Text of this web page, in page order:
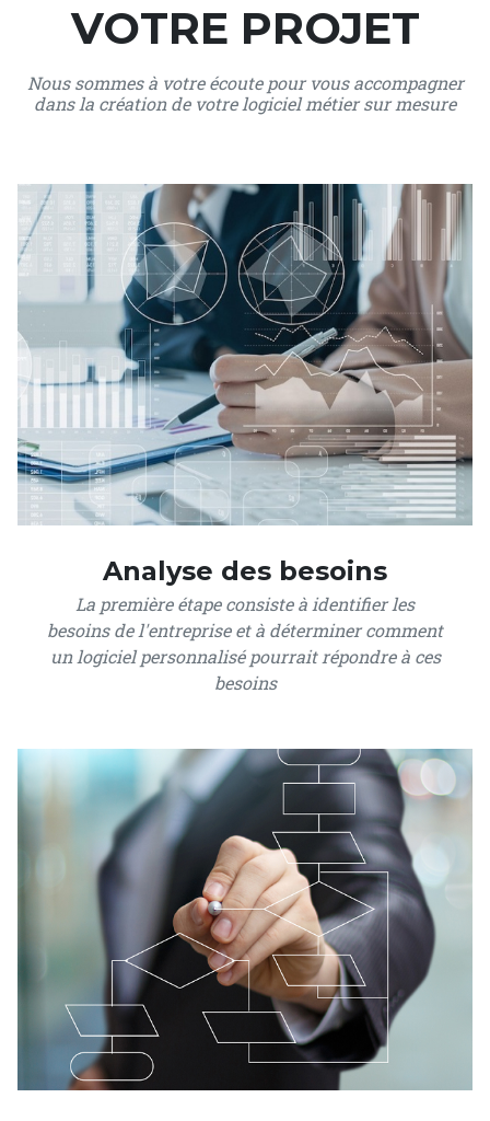
VOTRE PROJET
Nous sommes à votre écoute pour vous accompagner
dans la création de votre logiciel métier sur mesure
Analyse des besoins
La première étape consiste à identifier les
besoins de l'entreprise et à déterminer comment
un logiciel personnalisé pourrait répondre à ces
besoins